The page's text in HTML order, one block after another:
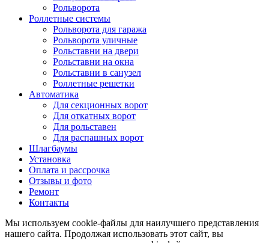
Рольворота
Роллетные системы
Рольворота для гаража
Рольворота уличные
Рольставни на двери
Рольставни на окна
Рольставни в санузел
Роллетные решетки
Автоматика
Для секционных ворот
Для откатных ворот
Для рольставен
Для распашных ворот
Шлагбаумы
Установка
Оплата и рассрочка
Отзывы и фото
Ремонт
Контакты
Мы используем cookie-файлы для наилучшего представления
нашего сайта. Продолжая использовать этот сайт, вы